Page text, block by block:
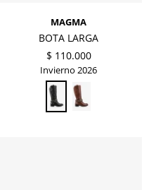
MAGMA
BOTA LARGA
$ 110.000
Invierno 2026